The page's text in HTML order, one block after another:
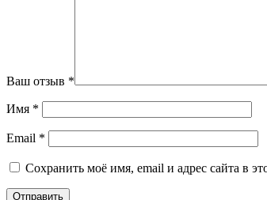
Ваш отзыв *
Имя *
Email *
Сохранить моё имя, email и адрес сайта в